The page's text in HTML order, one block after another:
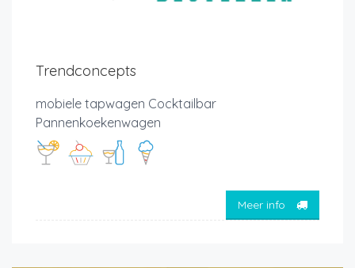
Trendconcepts
mobiele tapwagen Cocktailbar
Pannenkoekenwagen
Meer info